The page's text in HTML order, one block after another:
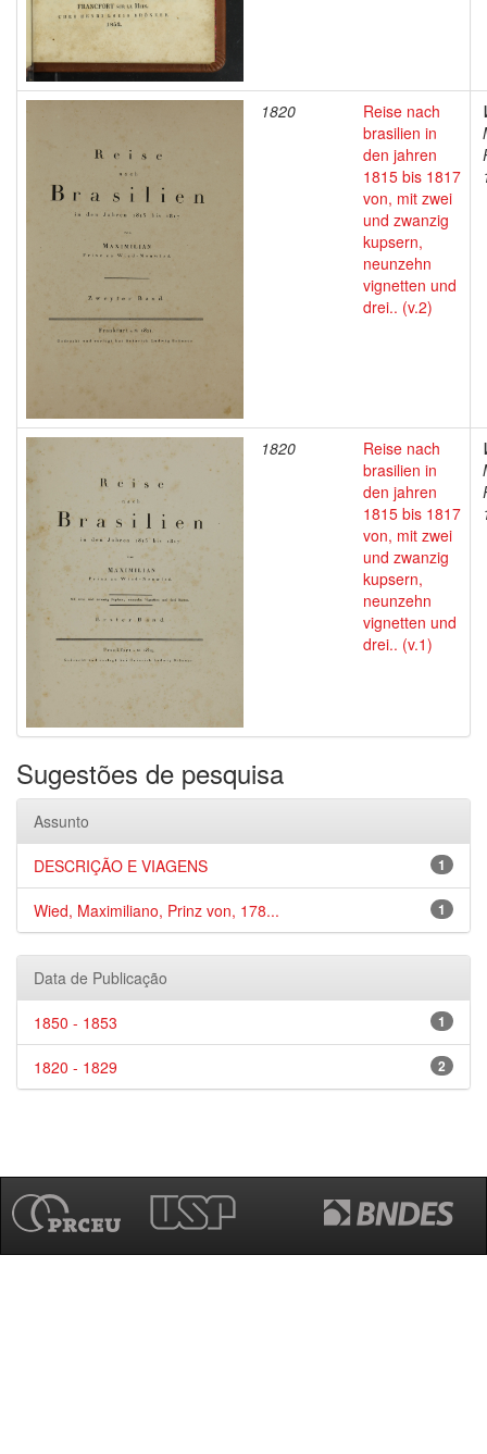
1820
Reise nach
brasilien in
den jahren
1815 bis 1817
von, mit zwei
und zwanzig
kupsern,
neunzehn
vignetten und
drei.. (v.2)
1820
Reise nach
brasilien in
den jahren
1815 bis 1817
von, mit zwei
und zwanzig
kupsern,
neunzehn
vignetten und
drei.. (v.1)
Sugestões de pesquisa
Assunto
1
DESCRIÇÃO E VIAGENS
1
Wied, Maximiliano, Prinz von, 178...
Data de Publicação
1
1850 - 1853
2
1820 - 1829